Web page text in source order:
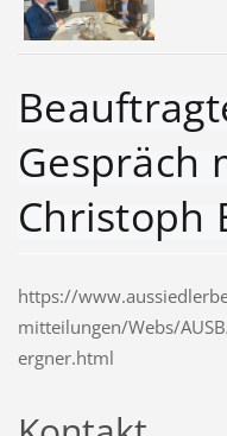
Gespräch
Christoph
https://
mitteilungen/Webs/
ergner.html